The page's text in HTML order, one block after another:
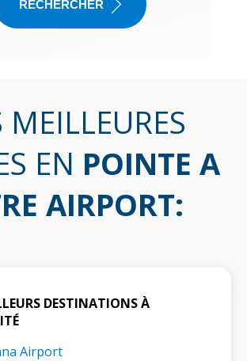
RECHERCHER
MEILLEURES
EN POINTE A
AIRPORT:
DESTINATIONS À
Airport